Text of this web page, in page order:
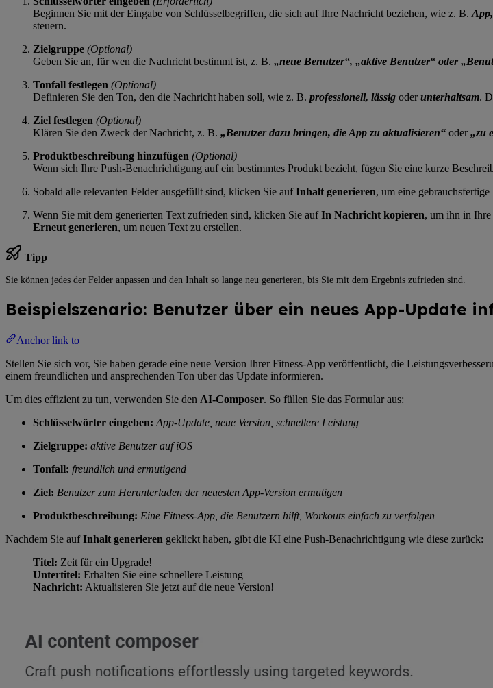
Beginnen Sie mit der Eingabe von Schlüsselbegriffen, die sich auf Ihre Nachricht beziehen, wie z. B.
steuern.
Zielgruppe (Optional)
Geben Sie an, für wen die Nachricht bestimmt ist, z. B. „neue Benutzer“, „aktive Benutzer“ oder
Tonfall festlegen (Optional)
Definieren Sie den Ton, den die Nachricht haben soll, wie z. B. professionell, lässig oderunterhaltsam.
Ziel festlegen (Optional)
Klären Sie den Zweck der Nachricht, z. B. „Benutzer dazu bringen, die App zu aktualisieren“ oder„zu
Produktbeschreibung hinzufügen (Optional)
Wenn sich Ihre Push-Benachrichtigung auf ein bestimmtes Produkt bezieht, fügen Sie eine kurze
Sobald alle relevanten Felder ausgefüllt sind, klicken Sie aufInhalt generieren, um eine
Wenn Sie mit dem generierten Text zufrieden sind, klicken Sie aufIn Nachricht kopieren, um ihn in
Erneut generieren, um neuen Text zu erstellen.
Tipp
Sie können jedes der Felder anpassen und den Inhalt so lange neu generieren, bis Sie mit dem Ergebnis zufrieden sind.
Beispielszenario: Benutzer über ein neues App-Update
Anchor link to
Stellen Sie sich vor, Sie haben gerade eine neue Version Ihrer Fitness-App veröffentlicht, die
einem freundlichen und ansprechenden Ton über das Update informieren.
Um dies effizient zu tun, verwenden Sie den AI-Composer. So füllen Sie das Formular aus:
Schlüsselwörter eingeben: App-Update, neue Version, schnellere Leistung
Zielgruppe: aktive Benutzer auf iOS
Tonfall: freundlich und ermutigend
Ziel: Benutzer zum Herunterladen der neuesten App-Version ermutigen
Produktbeschreibung: Eine Fitness-App, die Benutzern hilft, Workouts einfach zu verfolgen
Nachdem Sie aufInhalt generieren geklickt haben, gibt die KI eine Push-Benachrichtigung wie diese zurück:
Titel: Zeit für ein Upgrade!
Untertitel: Erhalten Sie eine schnellere Leistung
Nachricht: Aktualisieren Sie jetzt auf die neue Version!